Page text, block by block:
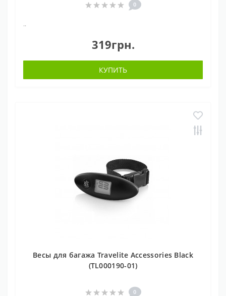
0
..
319грн.
КУПИТЬ
Весы для багажа Travelite Accessories Black
(TL000190-01)
0